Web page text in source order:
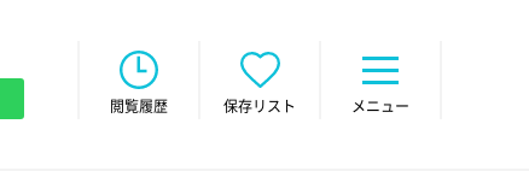
閲覧履歴 保存リスト メニュー